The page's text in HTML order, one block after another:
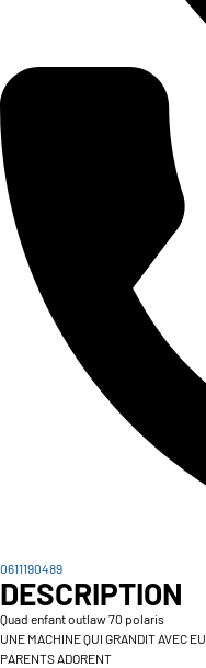
0611190489
DESCRIPTION
Quad enfant outlaw 70 polaris
UNE MACHINE QUI GRANDIT AVEC
PARENTS ADORENT